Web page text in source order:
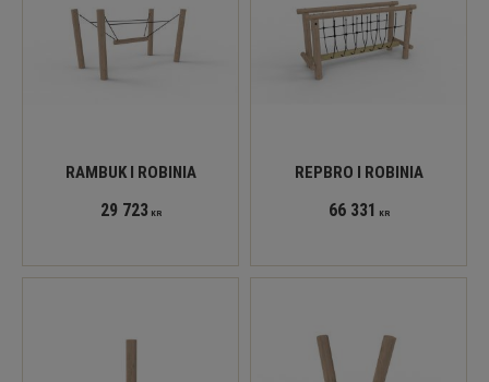
RAMBUK I ROBINIA
29 723 KR
REPBRO I ROBINIA
66 331 KR